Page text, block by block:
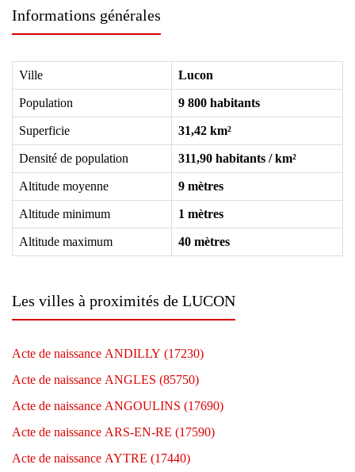
Informations générales
Ville Lucon
Population 9 800 habitants
Superficie 31,42 km²
Densité de population 311,90 habitants / km²
Altitude moyenne 9 mètres
Altitude minimum 1 mètres
Altitude maximum 40 mètres
Les villes à proximités de LUCON
Acte de naissance ANDILLY (17230)
Acte de naissance ANGLES (85750)
Acte de naissance ANGOULINS (17690)
Acte de naissance ARS-EN-RE (17590)
Acte de naissance AYTRE (17440)